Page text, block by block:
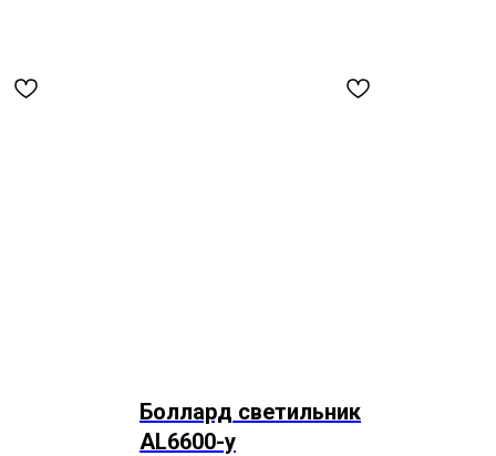
Боллард светильник
AL6600-у